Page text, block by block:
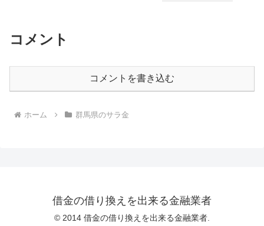
コメント
コメントを書き込む
ホーム 群馬県のサラ金
借金の借り換えを出来る金融業者
© 2014 借金の借り換えを出来る金融業者.